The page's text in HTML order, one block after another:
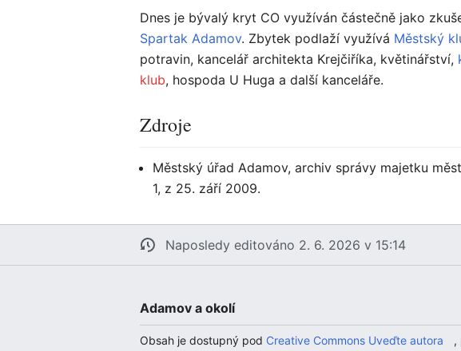
Dnes je bývalý kryt CO využíván částečně jako
Spartak Adamov. Zbytek podlaží využívá Městský
potravin, kancelář architekta Krejčiříka, květinářství,
klub, hospoda U Huga a další kanceláře.
Zdroje
Městský úřad Adamov, archiv správy majetku
1, z 25. září 2009.
Naposledy editováno 2. 6. 2026 v 15:14
Adamov a okolí
Obsah je dostupný pod Creative Commons Uveďte autora ,